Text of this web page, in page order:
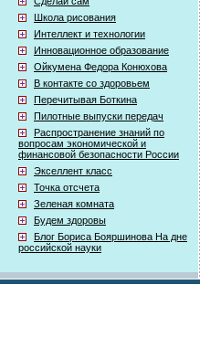
Школа рисования
Интеллект и технологии
Инновационное образование
Ойкумена Федора Конюхова
В контакте со здоровьем
Перечитывая Боткина
Пилотные выпуски передач
Распространение знаний по
вопросам экономической и
финансовой безопасности России
Экселлент класс
Точка отсчета
Зеленая комната
Будем здоровы
Блог Бориса Бояршинова На дне
российской науки